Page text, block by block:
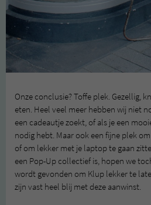
Onze conclusie? Toffe plek. Gezellig,
eten. Heel veel meer hebben wij niet
een cadeautje zoekt, of als je een
nodig hebt. Maar ook een fijne plek
of om lekker met je laptop te gaan
een Pop-Up collectief is, hopen we
wordt gevonden om Klup lekker te
zijn vast heel blij met deze aanwinst.